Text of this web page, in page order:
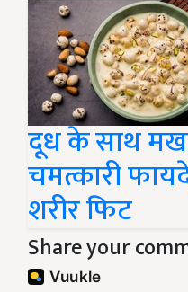
दूध के साथ
चमत्कारी
शरीर फिट
Share your